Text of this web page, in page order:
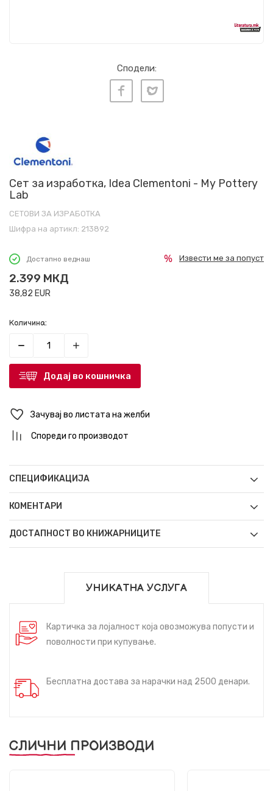
Сподели:
Сет за изработка, Idea Clementoni - My Pottery
Lab
СЕТОВИ ЗА ИЗРАБОТКА
Шифра на артикл: 213892
Достапно веднаш
2.399 МКД
38,82 EUR
Извести ме за попуст
Количина:
Додај во кошничка
Зачувај во листата на желби
Спореди го производот
СПЕЦИФИКАЦИЈА
КОМЕНТАРИ
ДОСТАПНОСТ ВО КНИЖАРНИЦИТЕ
УНИКАТНА УСЛУГА
Картичка за лојалност која овозможува попусти и
поволности при купување.
Бесплатна достава за нарачки над 2500 денари.
СЛИЧНИ ПРОИЗВОДИ